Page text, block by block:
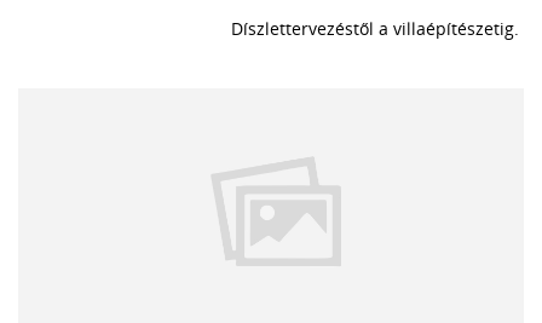
Díszlettervezéstől a villaépítészetig.